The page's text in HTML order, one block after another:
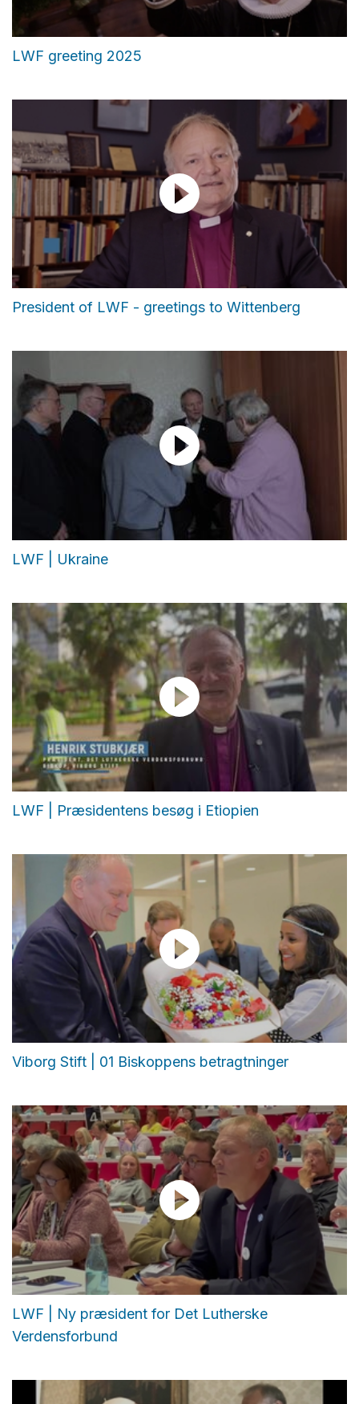
LWF greeting 2025
President of LWF - greetings to Wittenberg
LWF | Ukraine
LWF | Præsidentens besøg i Etiopien
Viborg Stift | 01 Biskoppens betragtninger
LWF | Ny præsident for Det Lutherske
Verdensforbund